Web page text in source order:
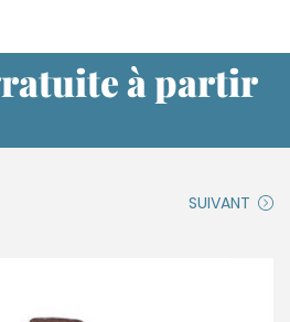
à partir
SUIVANT